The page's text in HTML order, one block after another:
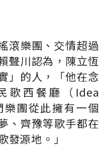
滾樂團、交情超過
聲川認為，陳立恆
」的人，「他在念
歌西餐廳（Idea
團從此擁有一個
、齊豫等歌手都在
源地。」